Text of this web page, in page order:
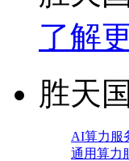
了解
胜天
AI算力服
通用算力